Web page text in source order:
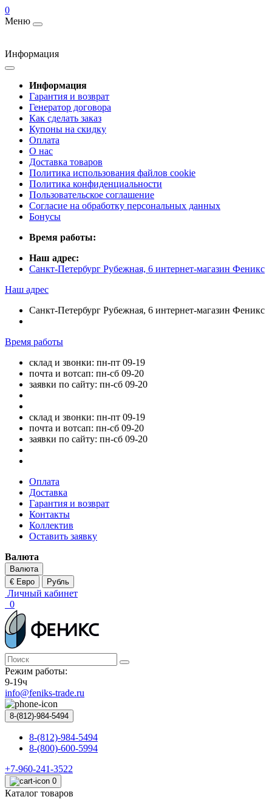
0
Меню
Информация
Информация
Гарантия и возврат
Генератор договора
Как сделать заказ
Купоны на скидку
Оплата
О нас
Доставка товаров
Политика использования файлов cookie
Политика конфиденциальности
Пользовательское соглашение
Согласие на обработку персональных данных
Бонусы
Время работы:
Наш адрес:
Санкт-Петербург Рубежная, 6 интернет-магазин Феникс
Наш адрес
Санкт-Петербург Рубежная, 6 интернет-магазин Феникс
Время работы
склад и звонки: пн-пт 09-19
почта и вотсап: пн-сб 09-20
заявки по сайту: пн-сб 09-20
склад и звонки: пн-пт 09-19
почта и вотсап: пн-сб 09-20
заявки по сайту: пн-сб 09-20
Оплата
Доставка
Гарантия и возврат
Контакты
Коллектив
Оставить заявку
Валюта
Валюта
€ Евро
Рубль
Личный кабинет
0
Режим работы:
9-19ч
info@feniks-trade.ru
8-(812)-984-5494
8-(812)-984-5494
8-(800)-600-5994
+7-960-241-3522
0
Каталог товаров